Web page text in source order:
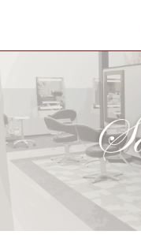
トップ
NAIL
ネイル
STYLE
スタイル
メニュー